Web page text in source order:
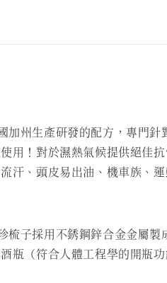
州生產研發的配方，專門針
用！對於濕熱氣候提供絕佳
汗、頭皮易出油、機車族、運
子採用不銹鋼鋅合金金屬製
瓶（符合人體工程學的開瓶